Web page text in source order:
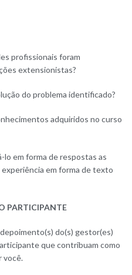
profissionais foram
extensionistas?
do problema identificado?
adquiridos no curso
em forma de respostas as
em forma de texto
PARTICIPANTE
do(s) gestor(es)
que contribuam como
você.